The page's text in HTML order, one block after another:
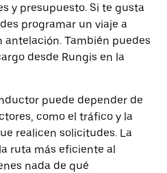
y presupuesto. Si te gusta
programar un viaje a
antelación. También puedes
desde Rungis en la
puede depender de
como el tráfico y la
realicen solicitudes. La
ruta más eficiente al
nada de qué